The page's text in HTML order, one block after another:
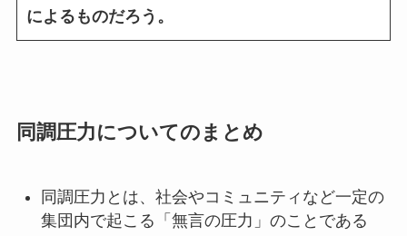
によるものだろう。
同調圧力についてのまとめ
同調圧力とは、社会やコミュニティなど一定の
集団内で起こる「無言の圧力」のことである